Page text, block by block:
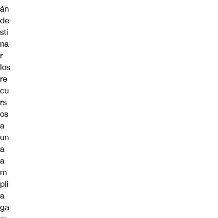
án
de
sti
na
r
los
re
cu
rs
os
a
un
a
a
m
pli
a
ga